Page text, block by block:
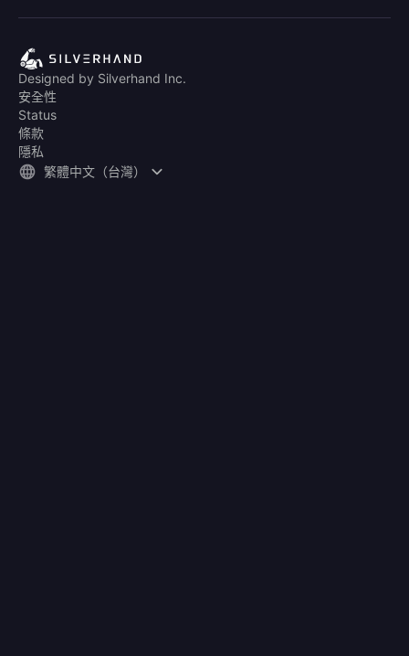
Designed by Silverhand Inc.
安全性
Status
條款
隱私
繁體中文（台灣）